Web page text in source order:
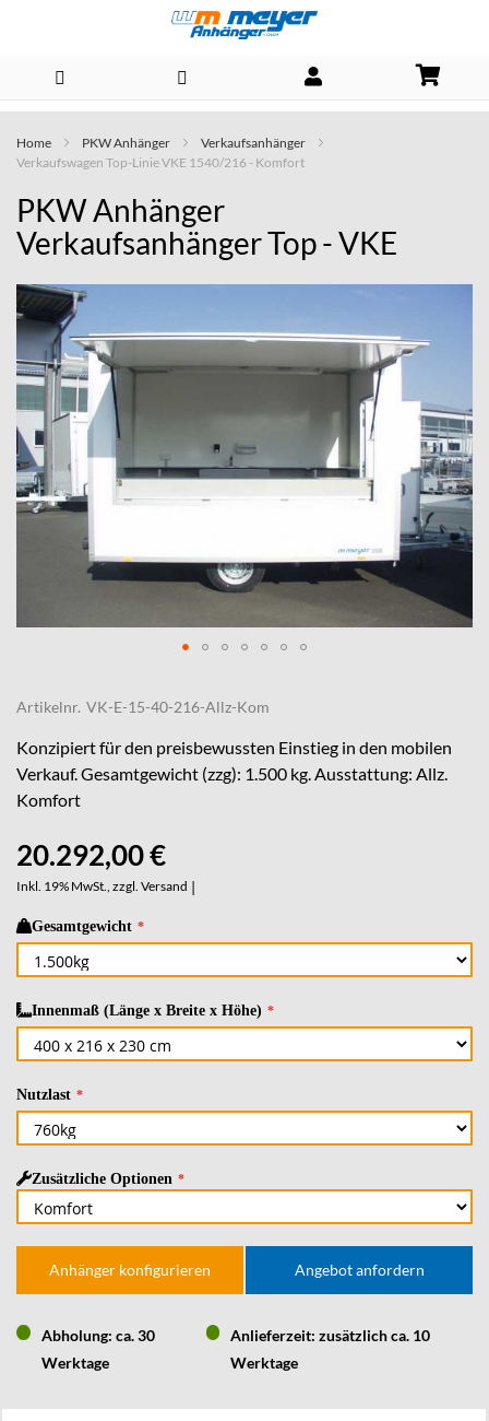
Direkt
zum
Inhalt
Home PKW Anhänger
Verkaufsanhänger
Verkaufswagen Top-Linie VKE 1540/216 - Komfort
PKW Anhänger
Verkaufsanhänger Top - VKE
Skip
to
the
end
of
images
gallery
the
beginning
of
the
images
Artikelnr. VK-E-15-40-216-Allz-Kom
Konzipiert für den preisbewussten Einstieg in den mobilen
Verkauf. Gesamtgewicht (zzg): 1.500 kg. Ausstattung: Allz.
Komfort
20.292,00 €
Inkl. 19% MwSt., zzgl. Versand |
Gesamtgewicht
Innenmaß (Länge x Breite x Höhe)
Nutzlast
Zusätzliche Optionen
Anhänger konfigurieren Angebot anfordern
Abholung: ca. 30
Werktage
Anlieferzeit: zusätzlich ca. 10
Werktage